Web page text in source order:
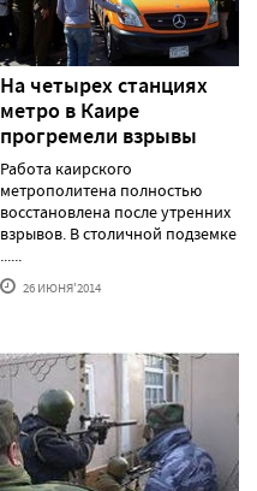
На четырех станциях
метро в Каире
прогремели взрывы
Работа каирского
метрополитена полностью
восстановлена после утренних
взрывов. В столичной подземке
......
26 ИЮНЯ'2014